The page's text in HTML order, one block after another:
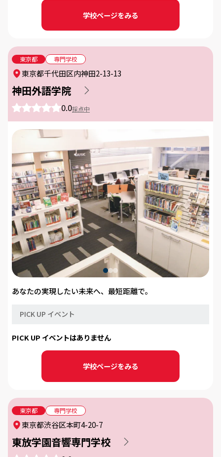
学校ページをみる
東京都 専門学校
神田外語学院
0.0採点中
東京都千代田区内神田2-13-13
あなたの実現したい未来へ、最短距離で。
PICK UP イベント
PICK UP イベントはありません
学校ページをみる
東京都 専門学校
東放学園音響専門学校
東京都渋谷区本町4-20-7
フリーワード
クリア 絞り込む（44 件）